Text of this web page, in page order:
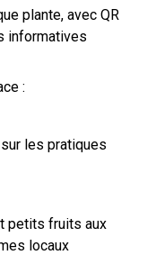
plante, avec QR
informatives
:
les pratiques
petits fruits aux
locaux